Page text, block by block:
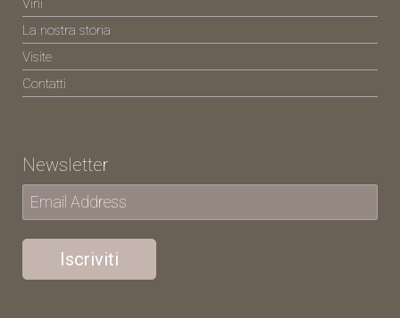
Vini
La nostra storia
Visite
Contatti
Newsletter
Iscriviti